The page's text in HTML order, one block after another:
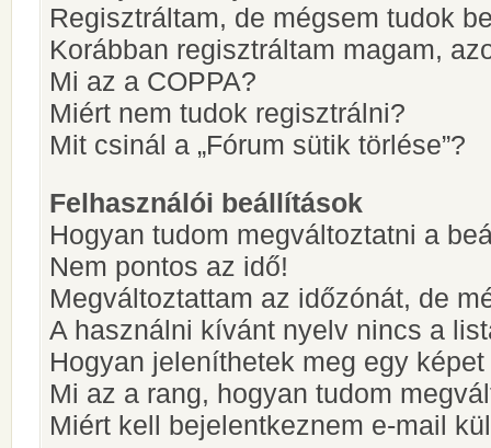
Regisztráltam, de mégsem tudok
Korábban regisztráltam magam,
Mi az a COPPA?
Miért nem tudok regisztrálni?
Mit csinál a „Fórum sütik törlése”?
Felhasználói beállítások
Hogyan tudom megváltoztatni a
Nem pontos az idő!
Megváltoztattam az időzónát, de
A használni kívánt nyelv nincs a
Hogyan jeleníthetek meg egy
Mi az a rang, hogyan tudom
Miért kell bejelentkeznem e-mail